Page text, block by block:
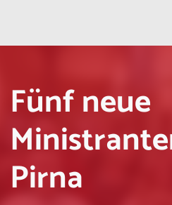
Fünf neue
Pirna